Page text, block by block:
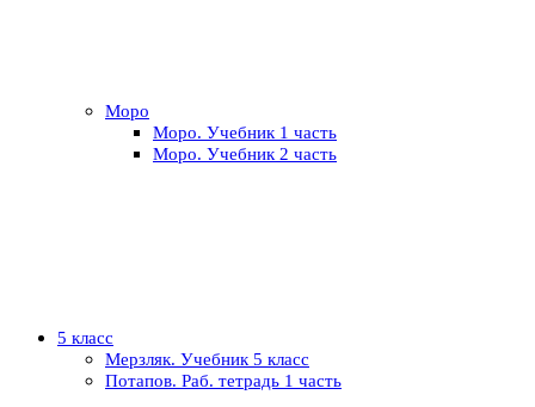
Моро
Моро. Учебник 1 часть
Моро. Учебник 2 часть
5 класс
Мерзляк. Учебник 5 класс
Потапов. Раб. тетрадь 1 часть